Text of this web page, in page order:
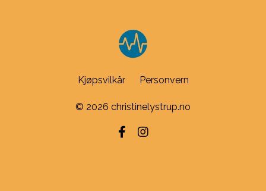
Kjøpsvilkår Personvern
© 2026 christinelystrup.no